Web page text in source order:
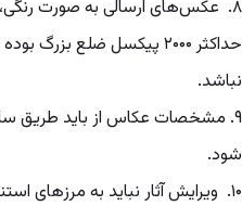
نباشد.
۹. مشخصات عکاس از باید طریق
شود.
۱۰. ویرایش آثار نباید به مرزهای